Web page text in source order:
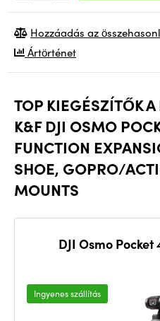
Hozzáadás az
Ártörténet
TOP KIEGÉSZÍTŐK
K&F DJI OSMO
FUNCTION
SHOE, GOPRO/
MOUNTS
DJI Osmo
Ingyenes szállítás